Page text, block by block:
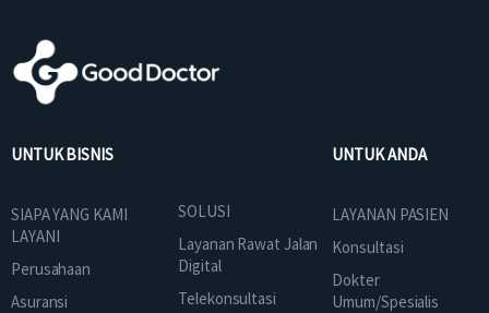
UNTUK BISNIS
SIAPA YANG KAMI
LAYANI
Perusahaan
Asuransi
SOLUSI
Layanan Rawat Jalan
Digital
Telekonsultasi
UNTUK ANDA
LAYANAN PASIEN
Konsultasi
Dokter
Umum/Spesialis